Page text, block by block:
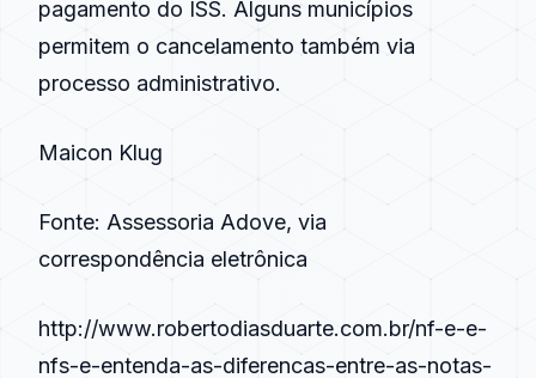
pagamento do ISS. Alguns municípios
permitem o cancelamento também via
processo administrativo.
Maicon Klug
Fonte: Assessoria Adove, via
correspondência eletrônica
http://www.robertodiasduarte.com.br/nf-e-e-
nfs-e-entenda-as-diferencas-entre-as-notas-